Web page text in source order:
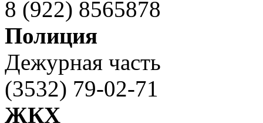
8 (922) 8565878
Полиция
Дежурная часть
(3532) 79-02-71
ЖКХ